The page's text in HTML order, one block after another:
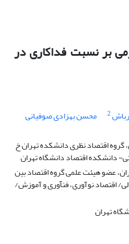
بر نسبت فداکاری در
2 محسن بهزادی صوفیانی
گروه اقتصاد نظری دانشکده تهران خ
دانشکده اقتصاد دانشگاه تهران
عضو هیئت علمی گروه اقتصاد بین
اقتصاد نوآوری، فنآوری و آموزش/
تهران